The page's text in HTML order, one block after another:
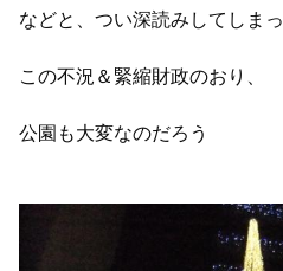
などと、つい深読みしてしま
この不況＆緊縮財政のおり、
公園も大変なのだろう